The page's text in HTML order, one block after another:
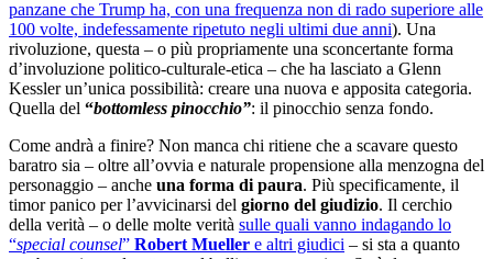
panzane che Trump ha, con una frequenza non di rado superiore alle
100 volte, indefessamente ripetuto negli ultimi due anni). Una
rivoluzione, questa – o più propriamente una sconcertante forma
d’involuzione politico-culturale-etica – che ha lasciato a Glenn
Kessler un’unica possibilità: creare una nuova e apposita categoria.
Quella del “bottomless pinocchio”: il pinocchio senza fondo.
Come andrà a finire? Non manca chi ritiene che a scavare questo
baratro sia – oltre all’ovvia e naturale propensione alla menzogna del
personaggio – anche una forma di paura. Più specificamente, il
timor panico per l’avvicinarsi del giorno del giudizio. Il cerchio
della verità – o delle molte verità sulle quali vanno indagando lo
“special counsel” Robert Mueller e altri giudici – si sta a quanto